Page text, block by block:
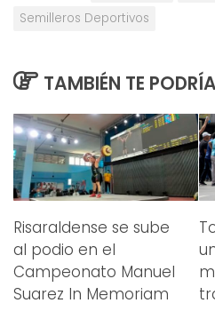
Semilleros Deportivos
TAMBIÉN TE
Risaraldense se sube
al podio en el
Campeonato Manuel
Suarez In Memoriam